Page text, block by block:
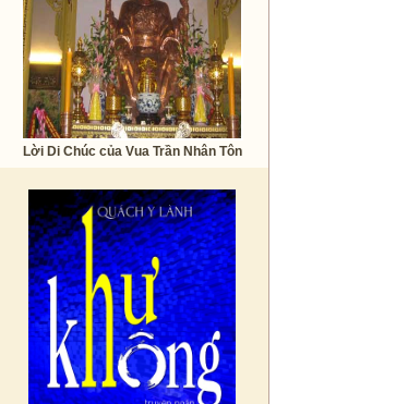
Lời Di Chúc của Vua Trần Nhân Tôn